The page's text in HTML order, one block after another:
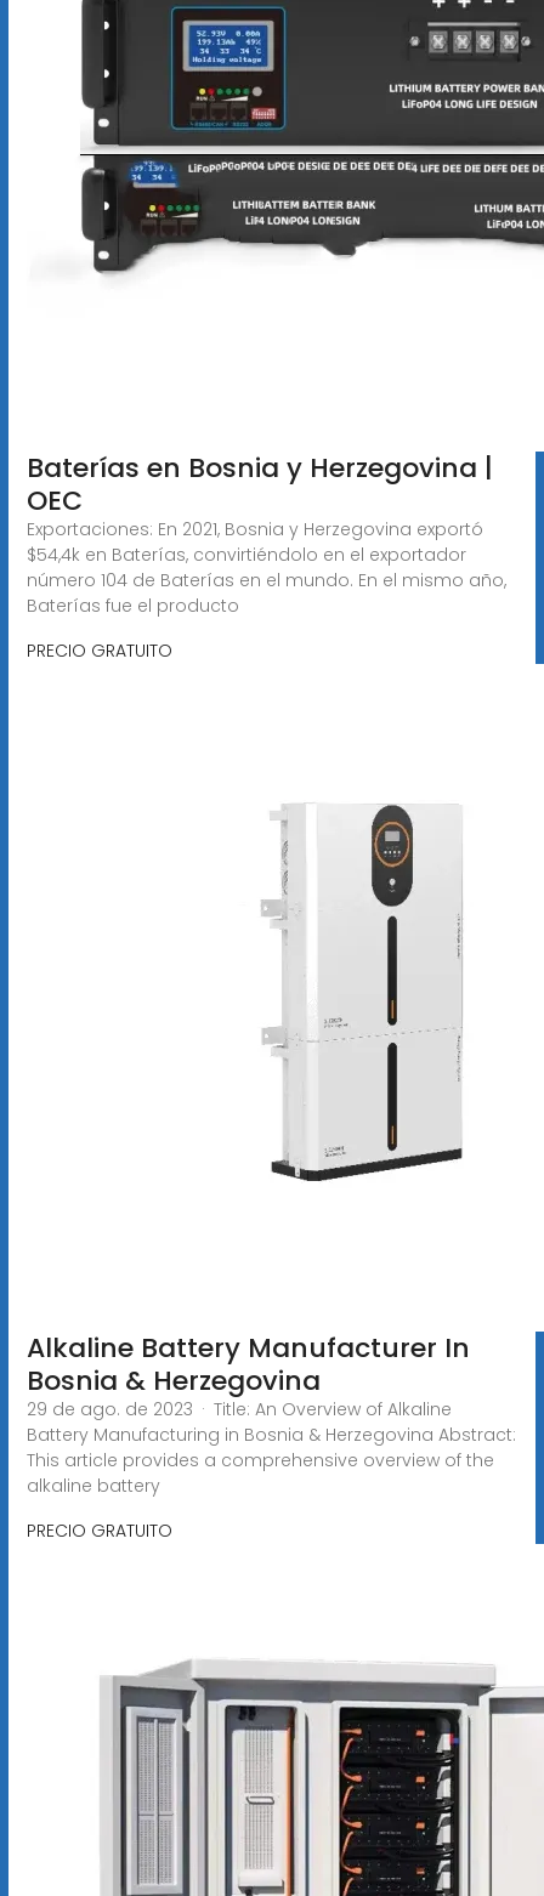
Baterías en Bosnia y Herzegovina |
OEC
Exportaciones: En 2021, Bosnia y Herzegovina exportó
$54,4k en Baterías, convirtiéndolo en el exportador
número 104 de Baterías en el mundo. En el mismo año,
Baterías fue el producto
PRECIO GRATUITO
Alkaline Battery Manufacturer In
Bosnia & Herzegovina
29 de ago. de 2023 · Title: An Overview of Alkaline
Battery Manufacturing in Bosnia & Herzegovina Abstract:
This article provides a comprehensive overview of the
alkaline battery
PRECIO GRATUITO